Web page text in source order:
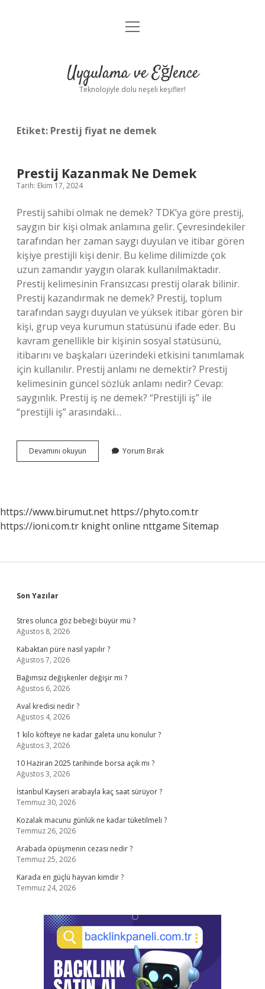
Anasayfa
Yasal Uyarı
menüyü
Uygulama ve Eğlence
Teknolojiyle dolu neşeli keşifler!
Etiket: Prestij fiyat ne demek
Prestij Kazanmak Ne Demek
Tarih: Ekim 17, 2024
Prestij sahibi olmak ne demek? TDK’ya göre prestij,
saygın bir kişi olmak anlamına gelir. Çevresindekiler
tarafından her zaman saygı duyulan ve itibar gören
kişiye prestijli kişi denir. Bu kelime dilimizde çok
uzun zamandır yaygın olarak kullanılmaktadır.
Prestij kelimesinin Fransızcası prestij olarak bilinir.
Prestij kazandırmak ne demek? Prestij, toplum
tarafından saygı duyulan ve yüksek itibar gören bir
kişi, grup veya kurumun statüsünü ifade eder. Bu
kavram genellikle bir kişinin sosyal statüsünü,
itibarını ve başkaları üzerindeki etkisini tanımlamak
için kullanılır. Prestij anlamı ne demektir? Prestij
kelimesinin güncel sözlük anlamı nedir? Cevap:
saygınlık. Prestij iş ne demek? “Prestijli iş” ile
“prestijli iş” arasındaki…
Devamını okuyun
Kazanmak
Yorum Bırak
https://www.birumut.net https://phyto.com.tr
https://ioni.com.tr knight online nttgame Sitemap
Sidebar
Son Yazılar
Stres olunca göz bebeği büyür mü ?
Ağustos 8, 2026
Kabaktan püre nasıl yapılır ?
Ağustos 7, 2026
Bağımsız değişkenler değişir mi ?
Ağustos 6, 2026
Aval kredisi nedir ?
Ağustos 4, 2026
1 kilo köfteye ne kadar galeta unu konulur ?
Ağustos 3, 2026
10 Haziran 2025 tarihinde borsa açık mı ?
Ağustos 3, 2026
İstanbul Kayseri arabayla kaç saat sürüyor ?
Temmuz 30, 2026
Kozalak macunu günlük ne kadar tüketilmeli ?
Temmuz 26, 2026
Arabada öpüşmenin cezası nedir ?
Temmuz 25, 2026
Karada en güçlü hayvan kimdir ?
Temmuz 24, 2026